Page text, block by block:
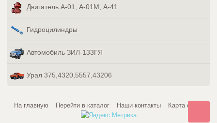
Двигатель А-01, А-01М, А-41
Гидроцилиндры
Автомобиль ЗИЛ-133ГЯ
Урал 375,4320,5557,43206
На главную Перейти в каталог Наши контакты Карта сайта